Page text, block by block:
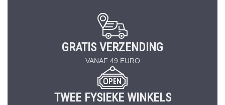
GRATIS VERZENDING
VANAF 49 EURO
TWEE FYSIEKE WINKELS